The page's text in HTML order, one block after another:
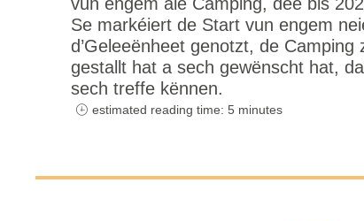
Se markéiert de Start vun engem
d’Geleeënheet genotzt, de
gestallt hat a sech gewënscht hat,
sech treffe kënnen.
estimated reading time: 5 minutes